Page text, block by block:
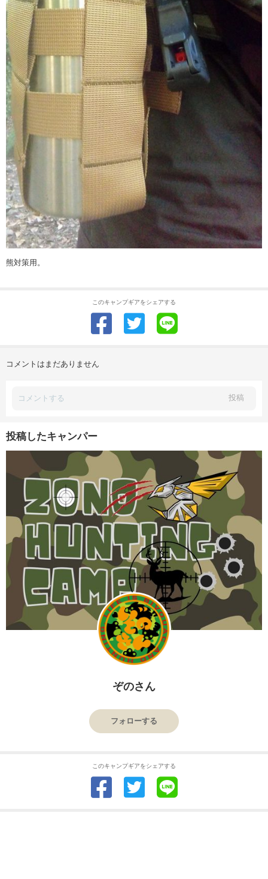
熊対策用。
このキャンプギアをシェアする
コメントはまだありません
投稿
投稿したキャンパー
ぞのさん
フォローする
このキャンプギアをシェアする